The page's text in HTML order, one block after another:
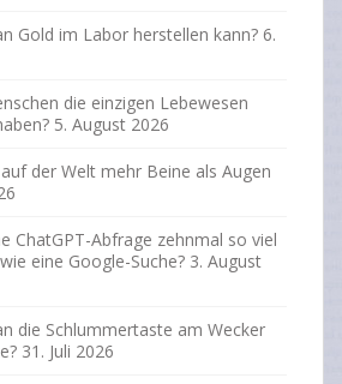
Gold im Labor herstellen kann? 6.
die einzigen Lebewesen
5. August 2026
der Welt mehr Beine als Augen
ChatGPT-Abfrage zehnmal so viel
eine Google-Suche? 3. August
die Schlummertaste am Wecker
31. Juli 2026